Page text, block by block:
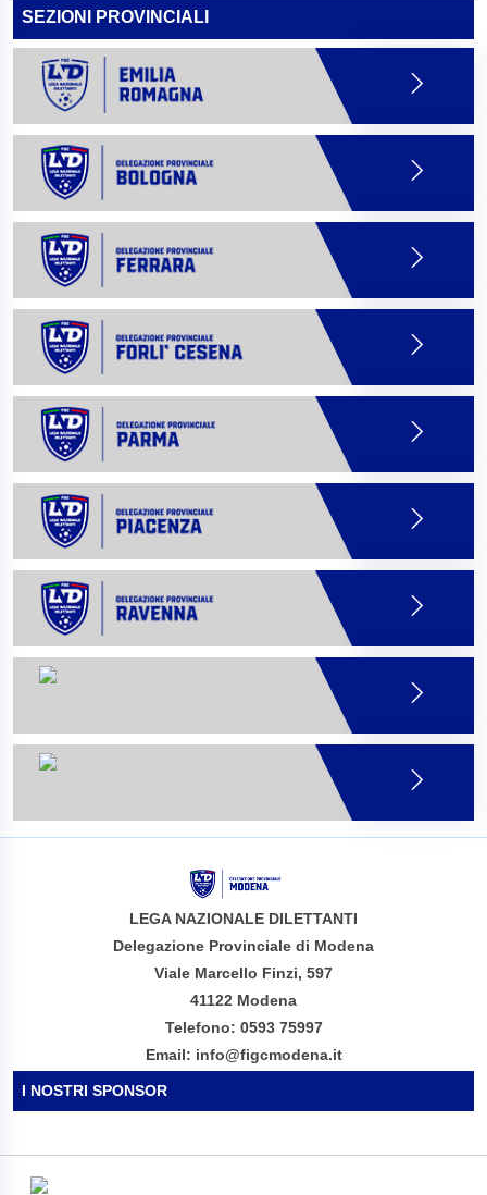
SEZIONI PROVINCIALI
LEGA NAZIONALE DILETTANTI
Delegazione Provinciale di Modena
Viale Marcello Finzi, 597
41122 Modena
Telefono: 0593 75997
Email: info@figcmodena.it
I NOSTRI SPONSOR